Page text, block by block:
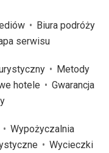
Biura podróży
serwisu
Metody
hotele
Gwarancja
Wypożyczalnia
Wycieczki